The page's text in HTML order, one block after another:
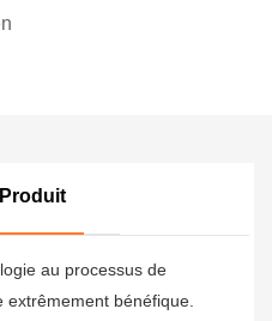
au processus de
extrêmement bénéfique.